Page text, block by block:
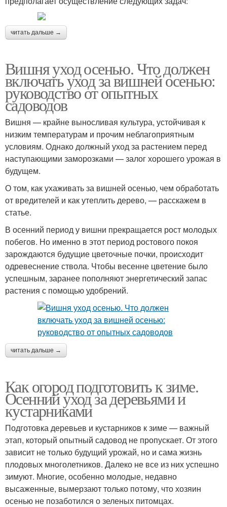
читать дальше →
Вишня уход осенью. Что должен
включать уход за вишней осенью:
руководство от опытных
садоводов
Вишня — крайне выносливая культура, устойчивая к
низким температурам и прочим неблагоприятным
условиям. Однако должный уход за растением перед
наступающими заморозками — залог хорошего урожая в
будущем.
О том, как ухаживать за вишней осенью, чем обработать
от вредителей и как утеплить дерево, — расскажем в
статье.
В осенний период у вишни прекращается рост молодых
побегов. Но именно в этот период ростового покоя
зарождаются будущие цветочные почки, происходит
одревеснение ствола. Чтобы весенне цветение было
успешным, заранее пополняют энергетический запас
растения с помощью удобрений.
читать дальше →
Как огород подготовить к зиме.
Осенний уход за деревьями и
кустарниками
Подготовка деревьев и кустарников к зиме — важный
этап, который опытный садовод не пропускает. От этого
зависит не только будущий урожай, но и сама жизнь
плодовых многолетников. Далеко не все из них успешно
зимуют. Многие, особенно молодые, недавно
высаженные, вымерзают только потому, что хозяин
осенью не позаботился о зеленых питомцах.